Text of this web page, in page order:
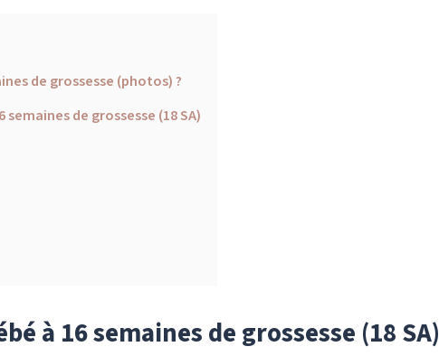
de grossesse (photos) ?
de grossesse (18 SA)
à 16 semaines de grossesse (18 SA)